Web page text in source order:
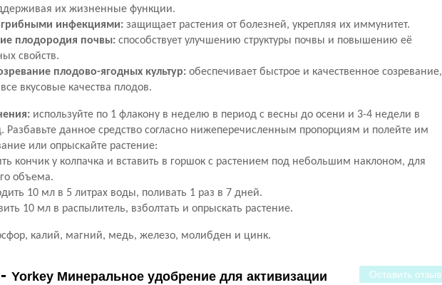
их жизненные функции.
грибными инфекциями: защищает растения от болезней, укрепляя их иммунитет.
плодородия почвы: способствует улучшению структуры почвы и повышению её
свойств.
плодово-ягодных культур: обеспечивает быстрое и качественное созревание,
вкусовые качества плодов.
используйте по 1 флакону в неделю в период с весны до осени и 3-4 недели в
Разбавьте данное средство согласно нижеперечисленным пропорциям и полейте им
или опрыскайте растение:
кончик у колпачка и вставить в горшок с растением под небольшим наклоном, для
объема.
10 мл в 5 литрах воды, поливать 1 раз в 7 дней.
10 мл в распылитель, взболтать и опрыскать растение.
калий, магний, медь, железо, молибден и цинк.
Оставить отзыв
-Yorkey Минеральное удобрение для активизации